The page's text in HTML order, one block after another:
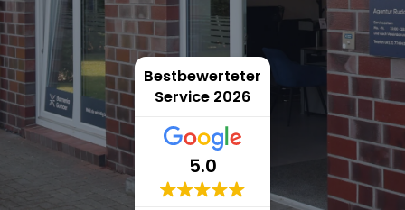
Bestbewerteter
Service 2026
5.0